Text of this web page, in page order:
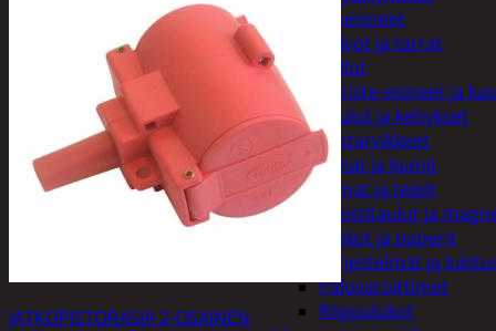
Sisustusesineet
Kalvot ja tarrat
Kellot
Koriste-esineet ja
Taulut ja kehykset
Toimistotarvikkeet
Kynät ja kumit
Liimat ja teipit
Muistitaulut ja
Vihkot ja paperit
Turvajärjestelmät ja
Palovaroittimet
Riippulukot
JATKOPISTORASIA 2-OSAINEN